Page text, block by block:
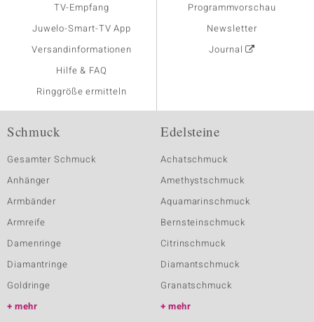
TV-Empfang
Juwelo-Smart-TV App
Versandinformationen
Hilfe & FAQ
Ringgröße ermitteln
Programmvorschau
Newsletter
Journal
Schmuck
Gesamter Schmuck
Anhänger
Armbänder
Armreife
Damenringe
Diamantringe
Goldringe
mehr
Edelsteine
Achatschmuck
Amethystschmuck
Aquamarinschmuck
Bernsteinschmuck
Citrinschmuck
Diamantschmuck
Granatschmuck
mehr